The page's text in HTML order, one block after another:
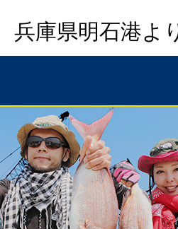
兵庫県明石港よ